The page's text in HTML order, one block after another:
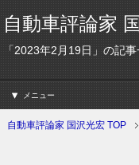
自動車評論家
「2023年2月19日」の記
メニュー
自動車評論家 国沢光宏 TOP